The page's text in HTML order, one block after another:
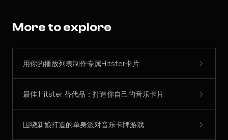
More to explore
用你的播放列表制作专属Hitster卡片
最佳 Hitster 替代品：打造你自己的音乐卡片
围绕新娘打造的单身派对音乐卡牌游戏